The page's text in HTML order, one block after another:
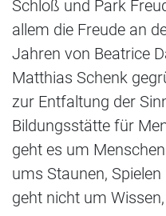
Schloß und Park
allem die Freude an
Jahren von Beatrice
Matthias Schenk
zur Entfaltung der
Bildungsstätte für
geht es um
ums Staunen,
geht nicht um